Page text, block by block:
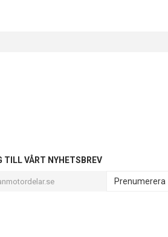
TILL VÅRT NYHETSBREV
Prenumerera